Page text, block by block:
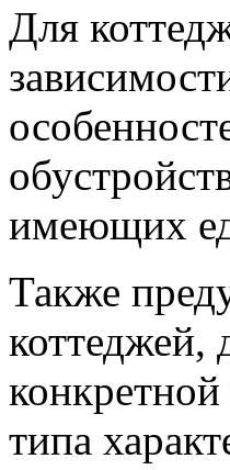
Для
имеющих
Также
коттеджей,
типа